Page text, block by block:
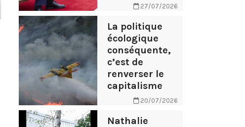
27/07/2026
La politique
écologique
conséquente,
c’est de
renverser le
capitalisme
20/07/2026
Nathalie